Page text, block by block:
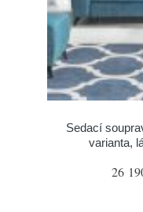
Sedací
varianta,
26